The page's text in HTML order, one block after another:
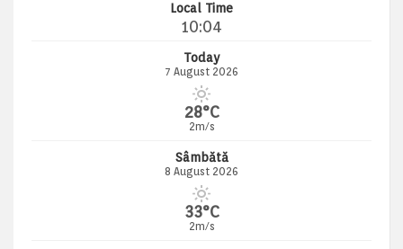
Local Time
10:04
Today
7 August 2026
28°C
2m/s
Sâmbătă
8 August 2026
33°C
2m/s